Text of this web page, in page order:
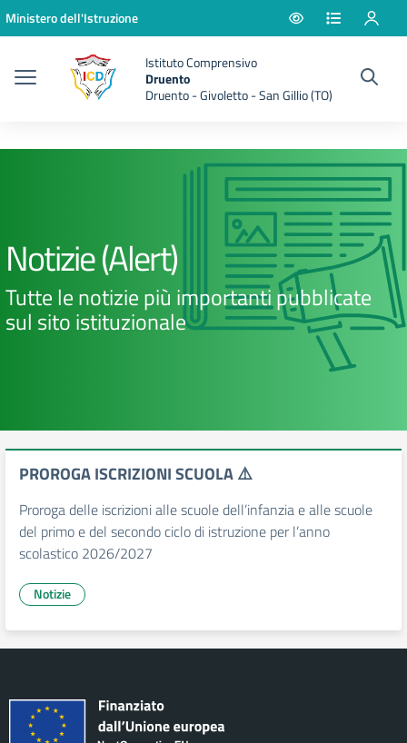
Vai ai contenuti
Vai al menu di navigazione
Vai al footer
Ministero dell'Istruzione
Istituto Comprensivo
Druento
Druento - Givoletto - San Gillio (TO)
Notizie (Alert)
Tutte le notizie più importanti pubblicate
sul sito istituzionale
PROROGA ISCRIZIONI SCUOLA ⚠️
Proroga delle iscrizioni alle scuole dell’infanzia e alle scuole
del primo e del secondo ciclo di istruzione per l’anno
scolastico 2026/2027
Notizie